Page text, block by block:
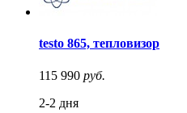
testo 865, тепловизор
115 990 руб.
2-2 дня